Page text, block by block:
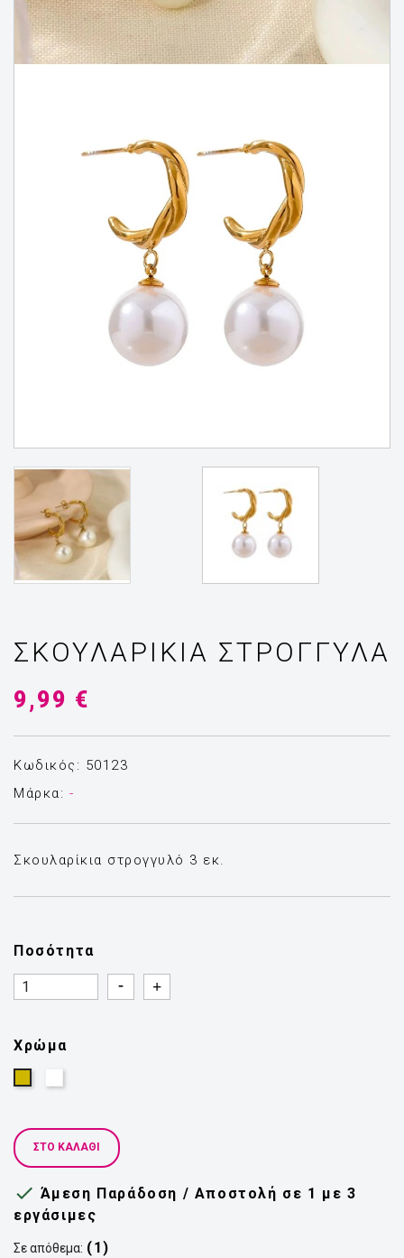
ΣΚΟΥΛΑΡΊΚΙΑ ΣΤΡΟΓΓΥΛΆ
9,99 €
Κωδικός: 50123
Μάρκα: -
Σκουλαρίκια στρογγυλό 3 εκ.
Ποσότητα
Quantity
Quantity
Χρώμα
ΣΤΟ ΚΑΛΆΘΙ
 Άμεση Παράδοση / Αποστολή σε 1 με 3
εργάσιμες
Σε απόθεμα: (1)